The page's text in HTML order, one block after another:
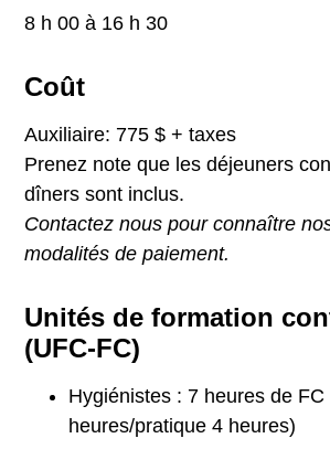
8 h 00 à 16 h 30
Coût
Auxiliaire: 775 $ + taxes
Prenez note que les déjeuners
dîners sont inclus.
Contactez nous pour connaître
modalités de paiement.
Unités de formation
(UFC-FC)
Hygiénistes : 7 heures de
heures/pratique 4 heures)